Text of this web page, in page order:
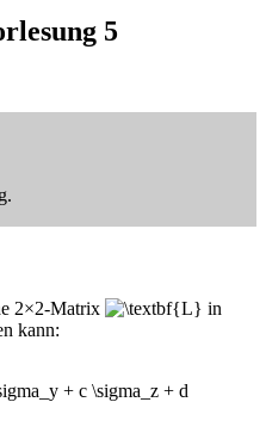
5
2×2-Matrix
in
kann: